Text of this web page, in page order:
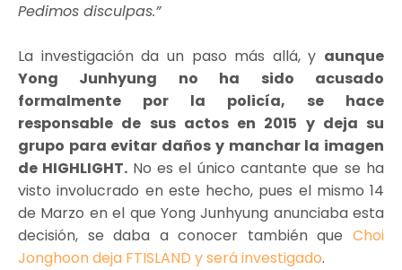
Pedimos disculpas.”
La investigación da un paso más allá, y aunque
Yong Junhyung no ha sido acusado
formalmente por la policía, se hace
responsable de sus actos en 2015 y deja su
grupo para evitar daños y manchar la imagen
de HIGHLIGHT. No es el único cantante que se ha
visto involucrado en este hecho, pues el mismo 14
de Marzo en el que Yong Junhyung anunciaba esta
decisión, se daba a conocer también que Choi
Jonghoon deja FTISLAND y será investigado.